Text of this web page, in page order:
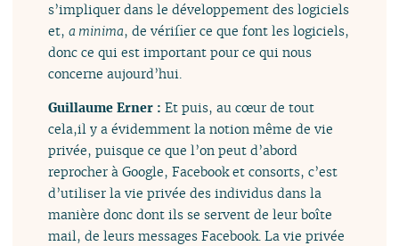
s’impliquer dans le développement des logiciels
et,a minima, de vérifier ce que font les logiciels,
donc ce qui est important pour ce qui nous
concerne aujourd’hui.
Guillaume Erner :Et puis, au cœur de tout
cela,il y a évidemment la notion même de vie
privée, puisque ce que l’on peut d’abord
reprocher à Google, Facebook et consorts, c’est
d’utiliser la vie privée des individus dans la
manière donc dont ils se servent de leur boîte
mail, de leurs messages Facebook. La vie privée